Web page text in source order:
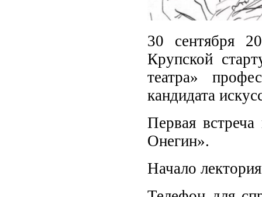
30 сентября
Крупской
театра»
кандидата
Первая
Онегин».
Начало